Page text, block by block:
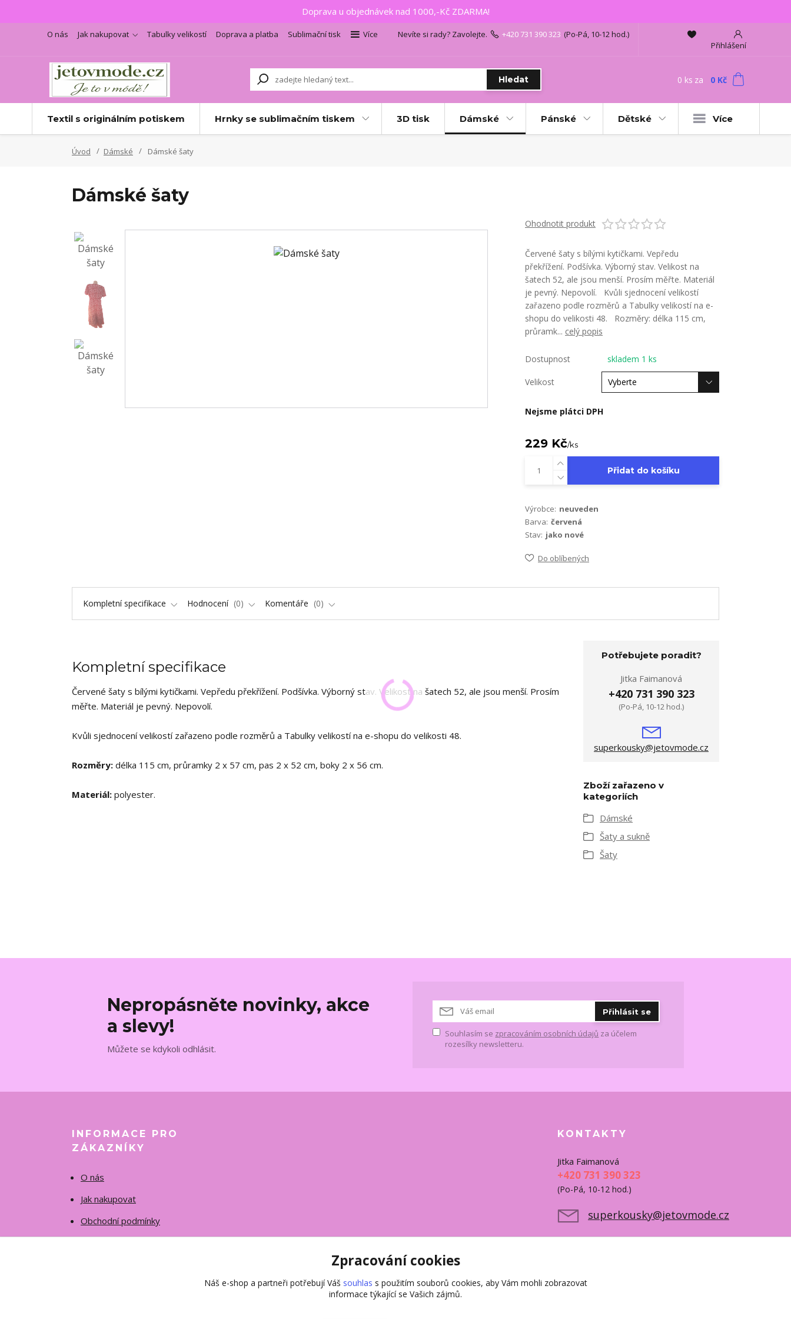
Doprava u objednávek nad 1000,-Kč ZDARMA!
O nás Jak nakupovat Tabulky velikostí Doprava a platba Sublimační tisk
Více
Přihlášení
Hledat
Nevíte si rady? Zavolejte. +420 731 390 323 (Po-Pá, 10-12 hod.)
0 ks za 0 Kč
Textil s originálním potiskem Hrnky se sublimačním tiskem 3D tisk Dámské Pánské Dětské Více
Úvod Dámské Dámské šaty
Dámské šaty
Ohodnotit produkt
Červené šaty s bílými kytičkami. Vepředu
překřížení. Podšívka. Výborný stav. Velikost na
šatech 52, ale jsou menší. Prosím měřte. Materiál
je pevný. Nepovolí. Kvůli sjednocení velikostí
zařazeno podle rozměrů a Tabulky velikostí na e-
shopu do velikosti 48. Rozměry: délka 115 cm,
průramk... celý popis
Dostupnost skladem 1 ks
Velikost
Nejsme plátci DPH
229 Kč/ks
Přidat do košíku
Výrobce: neuveden
Barva: červená
Stav: jako nové
Do oblíbených
Kompletní specifikace Hodnocení 0 Komentáře 0
Kompletní specifikace
Červené šaty s bílými kytičkami. Vepředu překřížení. Podšívka. Výborný stav. Velikost na šatech 52, ale jsou menší. Prosím
měřte. Materiál je pevný. Nepovolí.
Kvůli sjednocení velikostí zařazeno podle rozměrů a Tabulky velikostí na e-shopu do velikosti 48.
Rozměry: délka 115 cm, průramky 2 x 57 cm, pas 2 x 52 cm, boky 2 x 56 cm.
Materiál: polyester.
Potřebujete poradit?
Jitka Faimanová
+420 731 390 323
(Po-Pá, 10-12 hod.)
superkousky@jetovmode.cz
Zboží zařazeno v
kategoriích
Dámské
Šaty a sukně
Šaty
Nepropásněte novinky, akce
a slevy!
Můžete se kdykoli odhlásit.
Přihlásit se
Souhlasím se zpracováním osobních údajů za účelem
rozesílky newsletteru.
INFORMACE PRO
ZÁKAZNÍKY
O nás
Jak nakupovat
Obchodní podmínky
KONTAKTY
Jitka Faimanová
+420 731 390 323
(Po-Pá, 10-12 hod.)
superkousky@jetovmode.cz
Zpracování cookies
Náš e-shop a partneři potřebují Váš souhlas s použitím souborů cookies, aby Vám mohli zobrazovat
informace týkající se Vašich zájmů.